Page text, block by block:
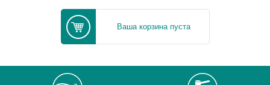
Ваша корзина пуста